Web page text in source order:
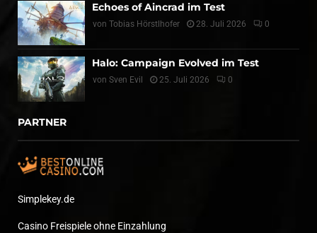
Echoes of Aincrad im Test
von Tobias Hörstlhofer 28. Juli 2026 0
Halo: Campaign Evolved im Test
von Sven Evil 25. Juli 2026 0
PARTNER
Simplekey.de
Casino Freispiele ohne Einzahlung